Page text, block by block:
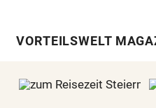
VORTEILSWELT